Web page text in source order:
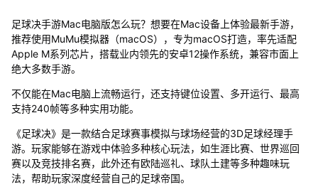
足球决手游Mac电脑版怎么玩？想要在Mac设备上体验最新手游，
推荐使用MuMu模拟器（macOS），专为macOS打造，率先适配
Apple M系列芯片，搭载业内领先的安卓12操作系统，兼容市面上
绝大多数手游。
不仅能在Mac电脑上流畅运行，还支持键位设置、多开运行、最高
支持240帧等多种实用功能。
《足球决》是一款结合足球赛事模拟与球场经营的3D足球经理手
游。玩家能够在游戏中体验多种核心玩法，如生涯比赛、世界巡回
赛以及竞技排名赛，此外还有欧陆巡礼、球队土建等多种趣味玩
法，帮助玩家深度经营自己的足球帝国。